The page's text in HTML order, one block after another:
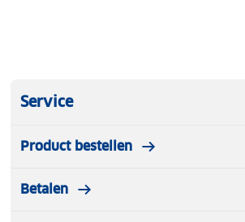
Service
Product bestellen
Betalen